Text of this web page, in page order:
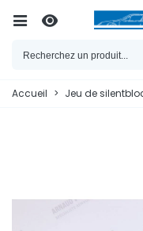
Accueil > Jeu de